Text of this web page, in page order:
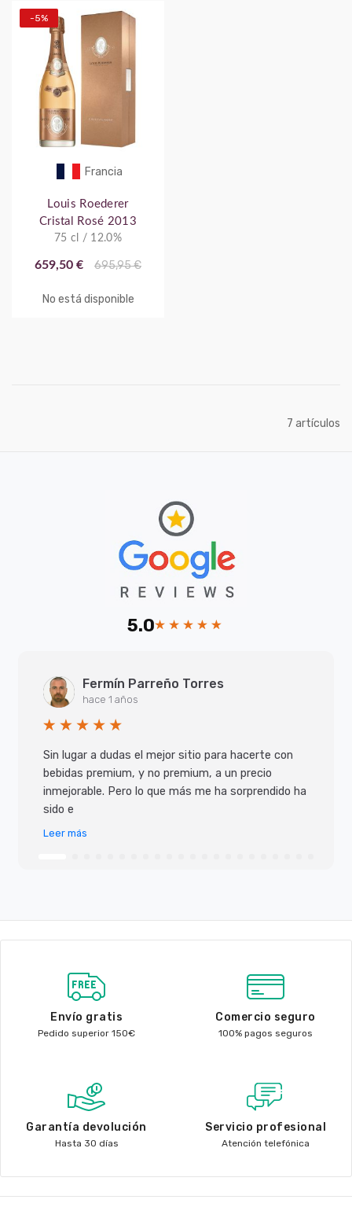
Francia
-5%
Louis Roederer
Cristal Rosé 2013
75 cl / 12.0%
659,50 € 695,95 €
No está disponible
7 artículos
5.0
Fermín Parreño Torres
hace 1 años
Sin lugar a dudas el mejor sitio para hacerte con
bebidas premium, y no premium, a un precio
inmejorable. Pero lo que más me ha sorprendido ha
sido e
Leer más
Envío gratis
Pedido superior 150€
Comercio seguro
100% pagos seguros
Garantía devolución
Hasta 30 días
Servicio profesional
Atención telefónica